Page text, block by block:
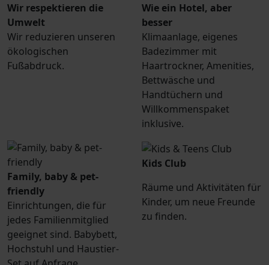
Wir respektieren die
Umwelt
Wir reduzieren unseren
ökologischen
Fußabdruck.
Wie ein Hotel, aber
besser
Klimaanlage, eigenes
Badezimmer mit
Haartrockner, Amenities,
Bettwäsche und
Handtüchern und
Willkommenspaket
inklusive.
Family, baby & pet-
friendly
Einrichtungen, die für
jedes Familienmitglied
geeignet sind. Babybett,
Hochstuhl und Haustier-
Kids Club
Räume und Aktivitäten für
Kinder, um neue Freunde
zu finden.